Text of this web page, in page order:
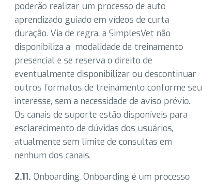
poderão realizar um processo de auto
aprendizado guiado em vídeos de curta
duração. Via de regra, a SimplesVet não
disponibiliza a modalidade de treinamento
presencial e se reserva o direito de
eventualmente disponibilizar ou descontinuar
outros formatos de treinamento conforme seu
interesse, sem a necessidade de aviso prévio.
Os canais de suporte estão disponíveis para
esclarecimento de dúvidas dos usuários,
atualmente sem limite de consultas em
nenhum dos canais.
2.11. Onboarding. Onboarding é um processo